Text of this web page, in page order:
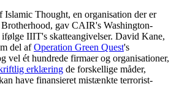
Islamic Thought, en organisation der er
gav CAIR's Washington-
IIIT's skatteangivelser. David Kane,
del afOperation Green Quest's
vel ét hundrede firmaer og organisationer,
erklæring de forskellige måder,
have finansieret mistænkte terrorist-